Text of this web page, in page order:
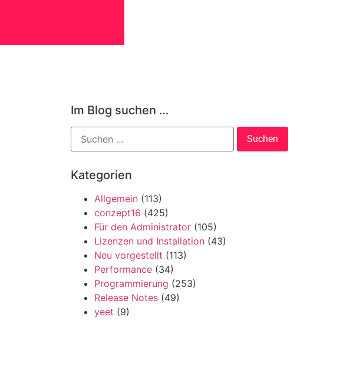
Im Blog suchen …
Kategorien
Allgemein (113)
conzept16 (425)
Für den Administrator (105)
Lizenzen und Installation (43)
Neu vorgestellt (113)
Performance (34)
Programmierung (253)
Release Notes (49)
yeet (9)